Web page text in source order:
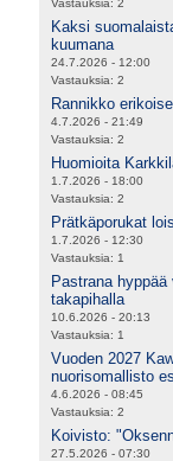
Vastauksia: 2
Kaksi
kuumana
24.7.2026 - 12:00
Vastauksia: 2
Rannikko
4.7.2026 - 21:49
Vastauksia: 2
Huomioita
1.7.2026 - 18:00
Vastauksia: 2
Prätkäporukat
1.7.2026 - 12:30
Vastauksia: 1
Pastrana
takapihalla
10.6.2026 - 20:13
Vastauksia: 1
Vuoden 2027
nuorisomallisto
4.6.2026 - 08:45
Vastauksia: 2
Koivisto:
27.5.2026 - 07:30